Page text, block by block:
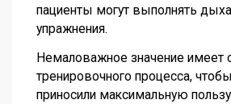
пациенты могут выполнять
упражнения.
Немаловажное значение имеет
тренировочного процесса,
приносили максимальную